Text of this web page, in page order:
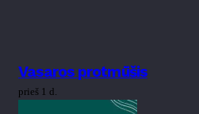
Vasaros protmūšis
prieš 1 d.